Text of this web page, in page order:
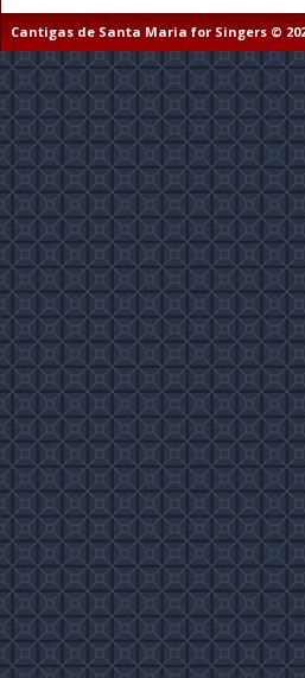
Cantigas de Santa Maria for Singers ©